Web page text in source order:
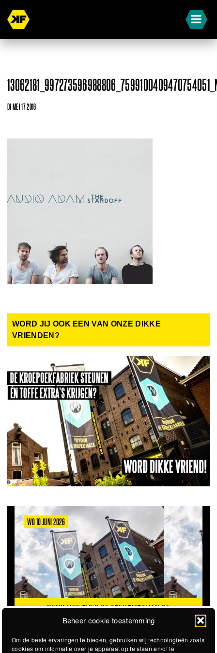
Beheer cookie toestemming
Om de beste ervaringen te bieden, gebruiken wij technologieën zoals
cookies om informatie over je apparaat op te slaan en/of te
DI MEI 17 2016
WORD JIJ OOK EEN VAN ONZE DIKKE
VRIENDEN?
WO 10 JUNI 2026
DENK MEE OVER DE TOEKOMST VAN DE
KROEPOEKFABRIEK